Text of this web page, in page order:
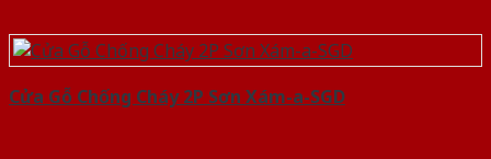
Cửa Gỗ Chống Cháy 2P Sơn Xám-a-SGD